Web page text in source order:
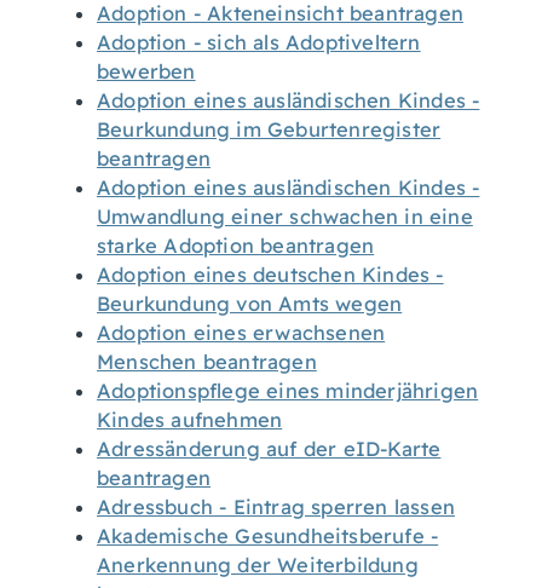
Adoption - Akteneinsicht beantragen
Adoption - sich als Adoptiveltern
bewerben
Adoption eines ausländischen Kindes -
Beurkundung im Geburtenregister
beantragen
Adoption eines ausländischen Kindes -
Umwandlung einer schwachen in eine
starke Adoption beantragen
Adoption eines deutschen Kindes -
Beurkundung von Amts wegen
Adoption eines erwachsenen
Menschen beantragen
Adoptionspflege eines minderjährigen
Kindes aufnehmen
Adressänderung auf der eID-Karte
beantragen
Adressbuch - Eintrag sperren lassen
Akademische Gesundheitsberufe -
Anerkennung der Weiterbildung